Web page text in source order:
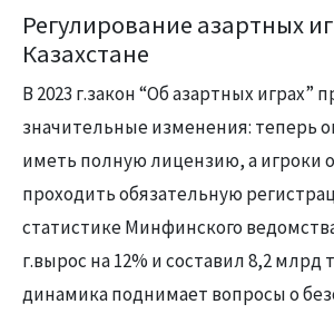
Регулирование азартных
Казахстане
В 2023 г.закон “Об азартных играх”
значительные изменения: теперь
иметь полную лицензию, а игроки
проходить обязательную
статистике Минфинского
г.вырос на 12% и составил 8,2 млрд
динамика поднимает вопросы о